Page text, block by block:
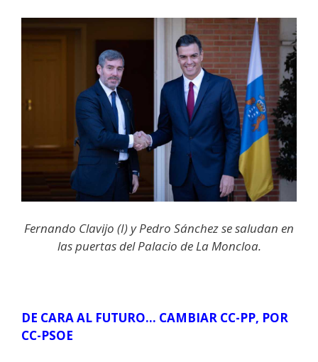
Fernando Clavijo (I) y Pedro Sánchez se saludan en
las puertas del Palacio de La Moncloa.
DE CARA AL FUTURO… CAMBIAR CC-PP, POR
CC-PSOE